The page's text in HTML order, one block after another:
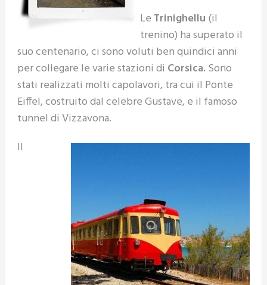
Le Trinighellu (il
trenino) ha superato il
suo centenario, ci sono voluti ben quindici anni
per collegare le varie stazioni di Corsica.Sono
stati realizzati molti capolavori, tra cui il Ponte
Eiffel, costruito dal celebre Gustave, e il famoso
tunnel di Vizzavona.
Il